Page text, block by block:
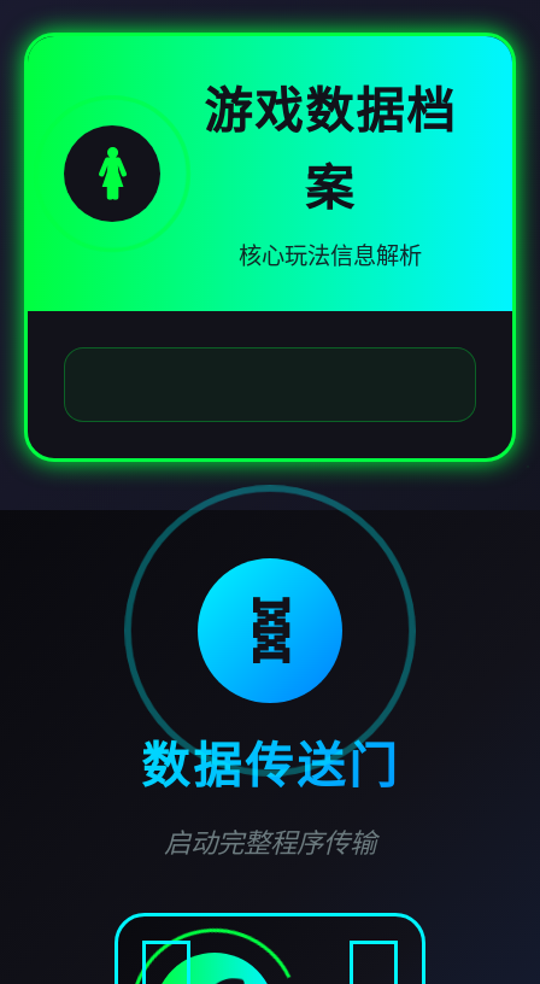
🚺
游戏数据档
案
核心玩法信息解析
🧬
数据传送门
启动完整程序传输